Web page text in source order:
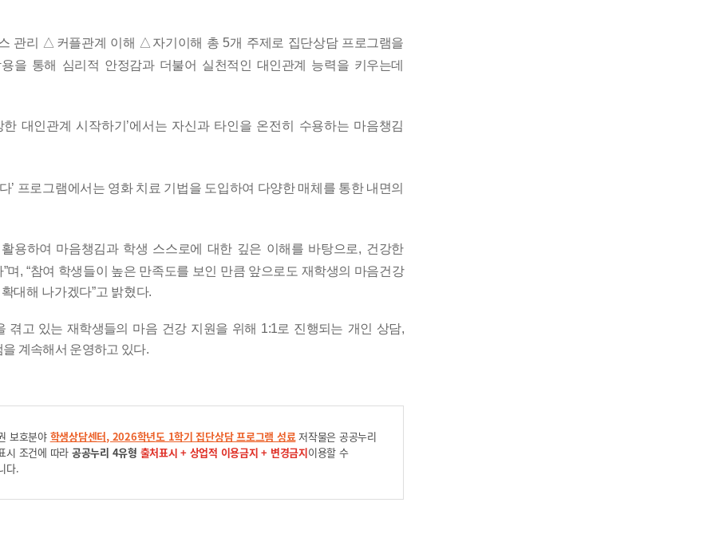
관리 △ 커플관계 이해 △ 자기이해 총 5개 주제로 집단상담 프로그램을
을 통해 심리적 안정감과 더불어 실천적인 대인관계 능력을 키우는데
대인 관계 시작하기 ’에서는 자신과 타인을 온전히 수용하는 마음챙김
’ 프로그램에서는 영화 치료 기법을 도입하여 다양한 매체를 통한 내면의
용하여 마음챙김과 학생 스스로에 대한 깊은 이해를 바탕으로, 건강한
”며 , “참여 학생들이 높은 만족도를 보인 만큼 앞으로도 재학생의 마음건강
확대해 나가겠다”고 밝혔다.
겪고 있는 재학생들의 마음 건강 지원을 위해 1:1로 진행되는 개인 상담,
계속해서 운영하고 있다.
보호분야 학생상담센터, 2026학년도 1학기 집단상담 프로그램 성료저작물은 공공누리
시 조건에 따라 공공누리 4유형 출처표시 + 상업적 이용금지 + 변경금지이용할 수
다.